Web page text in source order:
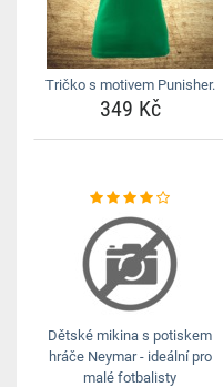
Tričko s motivem Punisher.
349 Kč
Dětské mikina s potiskem
hráče Neymar - ideální pro
malé fotbalisty